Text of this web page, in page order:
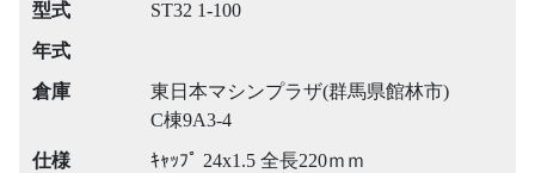
型式
ST32 1-100
年式
倉庫
東日本マシンプラザ(群馬県館林市)
C棟9A3-4
仕様
ｷｬｯﾌﾟ 24x1.5 全長220ｍｍ